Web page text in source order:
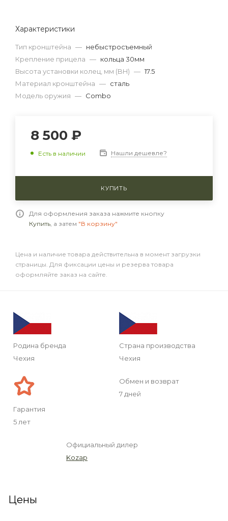
Характеристики
Тип кронштейна — небыстросъемный
Крепление прицела — кольца 30мм
Высота установки колец, мм (BH) — 17.5
Материал кронштейна — сталь
Модель оружия — Combo
8 500 ₽
Есть в наличии Нашли дешевле?
КУПИТЬ
Для оформления заказа нажмите кнопку
Купить, а затем "В корзину"
Цена и наличие товара действительна в момент загрузки
страницы. Для фиксации цены и резерва товара
оформляйте заказ на сайте.
Родина бренда
Чехия
Страна производства
Чехия
Гарантия
5 лет
Обмен и возврат
7 дней
Официальный дилер
Kozap
Цены